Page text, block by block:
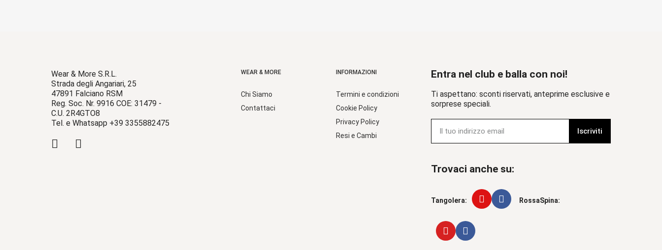
Wear & More S.R.L.
Strada degli Angariari, 25
47891 Falciano RSM
Reg. Soc. Nr. 9916 COE: 31479 -
C.U. 2R4GTO8
Tel. e Whatsapp +39 3355882475
WEAR & MORE
Chi Siamo
Contattaci
INFORMAZIONI
Termini e condizioni
Cookie Policy
Privacy Policy
Resi e Cambi
Entra nel club e balla con noi!
Ti aspettano: sconti riservati, anteprime esclusive e
sorprese speciali.
Iscriviti
Trovaci anche su:
Tangolera: RossaSpina: